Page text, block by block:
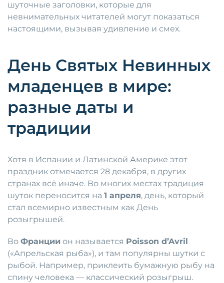
шуточные заголовки, которые для
невнимательных читателей могут показаться
настоящими, вызывая удивление и смех.
День Святых Невинных
младенцев в мире:
разные даты и
традиции
Хотя в Испании и Латинской Америке этот
праздник отмечается 28 декабря, в других
странах всё иначе. Во многих местах традиция
шуток переносится на 1 апреля, день, который
стал всемирно известным как День
розыгрышей.
Во Франции он называется Poisson d’Avril
(«Апрельская рыба»), и там популярны шутки с
рыбой. Например, приклеить бумажную рыбу на
спину человека — классический розыгрыш.